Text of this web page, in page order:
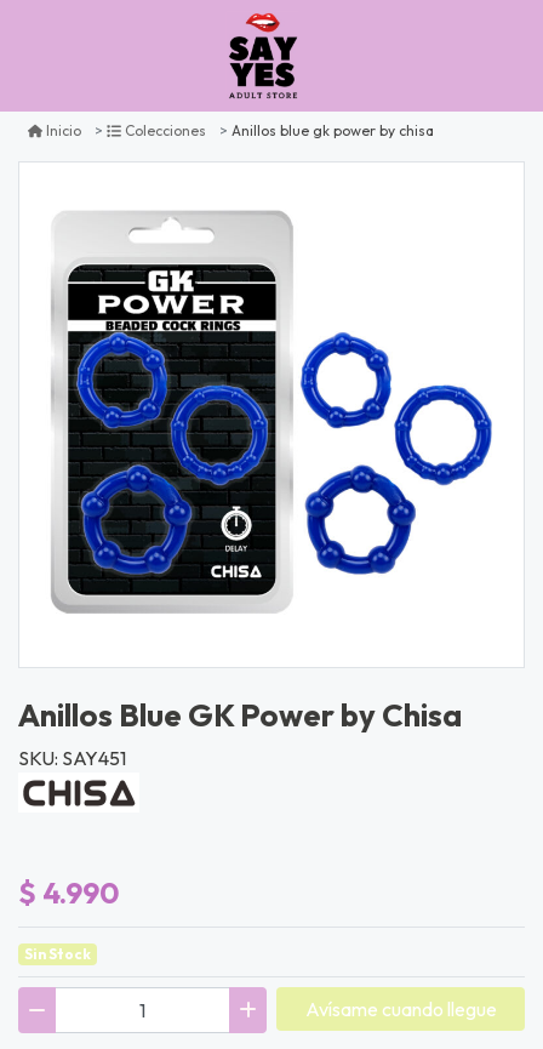
Inicio Colecciones Anillos blue gk power by chisa
Anillos Blue GK Power by Chisa
SKU: SAY451
$ 4.990
Sin Stock
Avísame cuando llegue